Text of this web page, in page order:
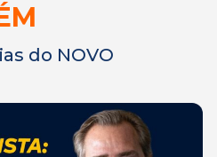
do NOVO